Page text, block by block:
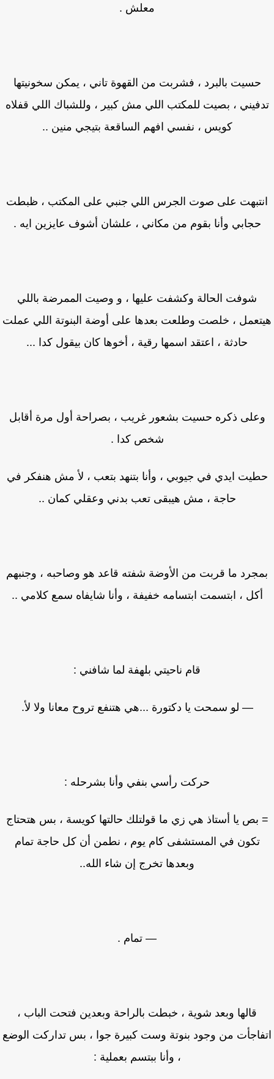
معلش .
حسيت بالبرد ، فشربت من القهوة تاني ، يمكن سخونيتها
، بصيت للمكتب اللي مش كبير ، وللشباك اللي قفلاه
كويس ، نفسي افهم الساقعة بتيجي منين ..
على صوت الجرس اللي جنبي على المكتب ، ظبطت
حجابي وأنا بقوم من مكاني ، علشان أشوف عايزين ايه .
شوفت الحالة وكشفت عليها ، و وصيت الممرضة باللي
، خلصت وطلعت بعدها على أوضة البنوتة اللي عملت
حادثة ، اعتقد اسمها رقية ، أخوها كان بيقول كدا ...
ذكره حسيت بشعور غريب ، بصراحة أول مرة أقابل
شخص كدا .
ايدي في جيوبي ، وأنا بتنهد بتعب ، لأ مش هنفكر في
حاجة ، مش هيبقى تعب بدني وعقلي كمان ..
ما قربت من الأوضة شفته قاعد هو وصاحبه ، وجنبهم
أكل ، ابتسمت ابتسامه خفيفة ، وأنا شايفاه سمع كلامي ..
قام ناحيتي بلهفة لما شافني :
— لو سمحت يا دكتورة ...هي هتنفع تروح معانا ولا لأ.
حركت رأسي بنفي وأنا بشرحله :
بص يا أستاذ هي زي ما قولتلك حالتها كويسة ، بس هتحتاج
تكون في المستشفى كام يوم ، نطمن أن كل حاجة تمام
وبعدها تخرج إن شاء الله..
— تمام .
قالها وبعد شوية ، خبطت بالراحة وبعدين فتحت الباب ،
من وجود بنوتة وست كبيرة جوا ، بس تداركت الوضع
، وأنا ببتسم بعملية :